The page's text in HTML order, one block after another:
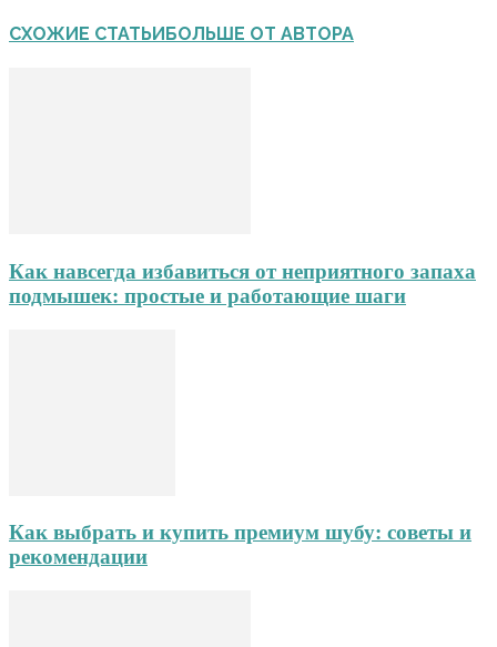
СХОЖИЕ СТАТЬИБОЛЬШЕ ОТ АВТОРА
Как навсегда избавиться от неприятного запаха
подмышек: простые и работающие шаги
Как выбрать и купить премиум шубу: советы и
рекомендации